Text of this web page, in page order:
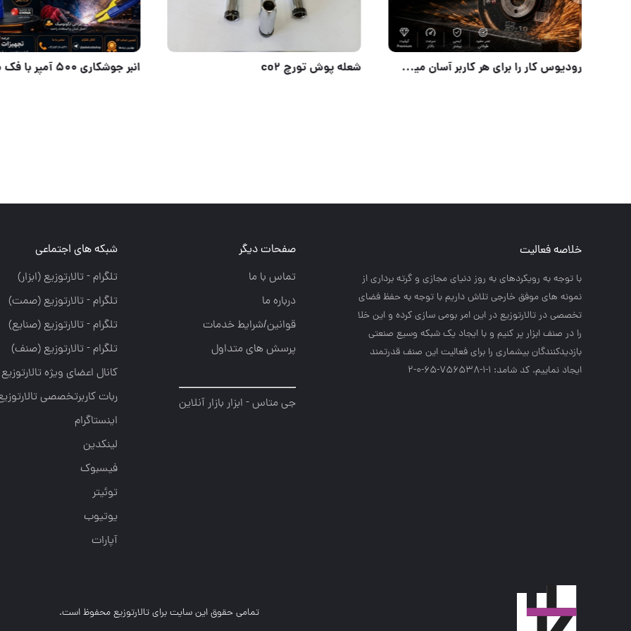
فروش ویژه کابل جوش یزد و اردستان شعله پوش تورچ co2
خلاصه فعالیت
با توجه به رويكردهاي به روز دنياي مجازي و گرته برداري از
نمونه هاي موفق خارجي تلاش داريم با توجه به حفظ فضاي
تخصصي در تالارتوزيع در اين امر بومي سازي كرده و اين خلا
را در صنف ابزار پر كنيم و با ايجاد يك شبكه وسيع صنعتي
بازديدكنندگان بيشماري را براي فعاليت اين صنف قدرتمند
ايجاد نماييم. کد شامد: 1-1-756538-65-0-2
صفحات دیگر
تماس با ما
درباره ما
قوانین/شرایط خدمات
پرسش های متداول
جی متاس - ابزار بازار آنلاین
شبکه های اجتماعی
تلگرام - تالارتوزيع (ابزار)
تلگرام - تالارتوزيع (صمت)
تلگرام - تالارتوزيع (صنايع)
تلگرام - تالارتوزیع (صنف)
کانال اعضای ویژه تالارتوزیع
ربات کاربرتخصصی
اینستاگرام
لینکدین
فیسبوک
توئیتر
یوتیوب
آپارات
تمامی حقوق این سایت برای تالارتوزیع محفوظ است.